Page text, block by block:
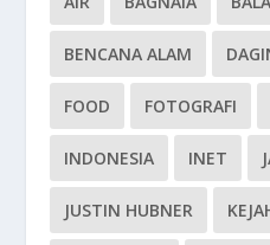
BENCANA ALAM
FOOD FOTOGRAFI
INDONESIA INET
JUSTIN HUBNER